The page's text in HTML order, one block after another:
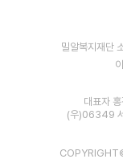
밀알복지재단
대표자
(우)06349